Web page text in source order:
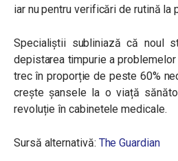
iar nu pentru verificări de rutină la
Specialiștii subliniază că noul
depistarea timpurie a
trec în proporție de peste 60%
crește șansele la o viață
revoluție în cabinetele medicale.
Sursă alternativă: The Guardian